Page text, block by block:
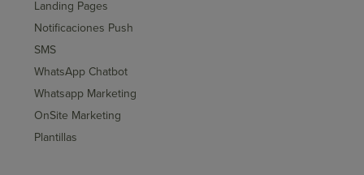
Landing Pages
Notificaciones Push
SMS
WhatsApp Chatbot
Whatsapp Marketing
OnSite Marketing
Plantillas